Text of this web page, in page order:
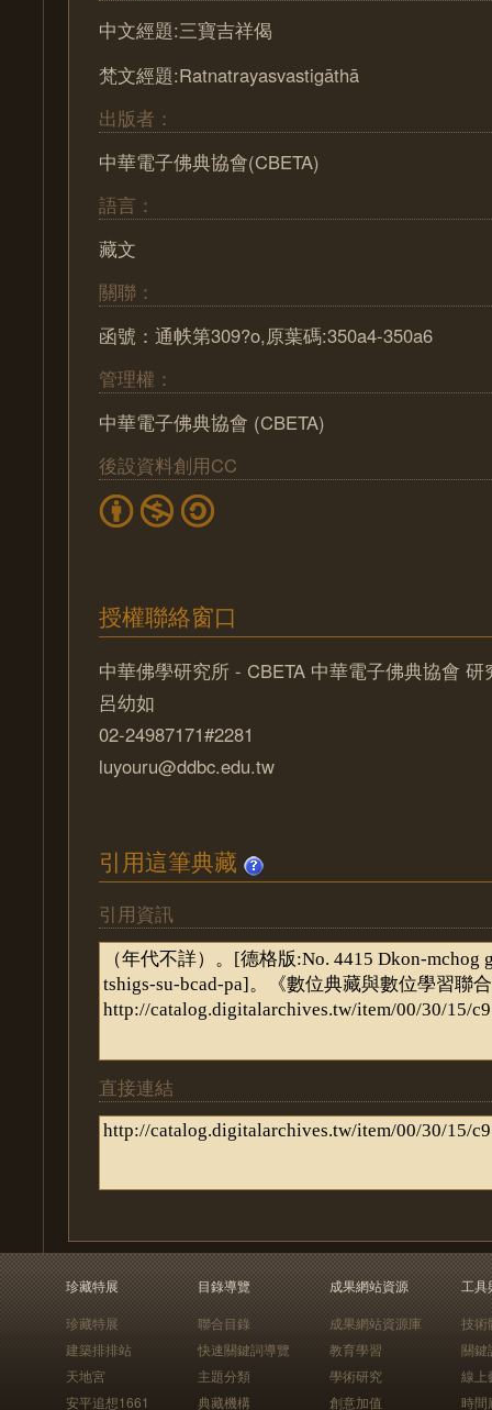
中文經題:三寶吉祥偈
梵文經題:Ratnatrayasvastigāthā
出版者：
中華電子佛典協會(CBETA)
語言：
藏文
關聯：
函號：通帙第309?o,原葉碼:350a4-350a6
管理權：
中華電子佛典協會 (CBETA)
後設資料創用CC
授權聯絡窗口
中華佛學研究所 - CBETA 中華電子佛典協會 研
呂幼如
02-24987171#2281
luyouru@ddbc.edu.tw
引用這筆典藏
引用資訊
直接連結
珍藏特展
珍藏特展
建築排排站
天地宮
安平追想1661
目錄導覽
聯合目錄
快速關鍵詞導覽
主題分類
典藏機構
成果網站資源
成果網站資源庫
教育學習
學術研究
創意加值
工具
技術
關鍵
線上
時間